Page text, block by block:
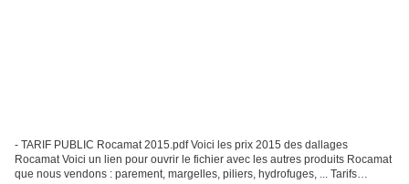
- TARIF PUBLIC Rocamat 2015.pdf Voici les prix 2015 des dallages
Rocamat Voici un lien pour ouvrir le fichier avec les autres produits Rocamat
que nous vendons : parement, margelles, piliers, hydrofuges, ... Tarifs